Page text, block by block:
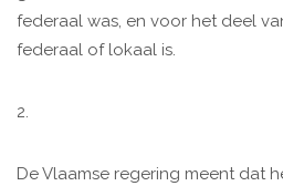
federaal was, en voor het deel
federaal of lokaal is.
2.
De Vlaamse regering meent dat